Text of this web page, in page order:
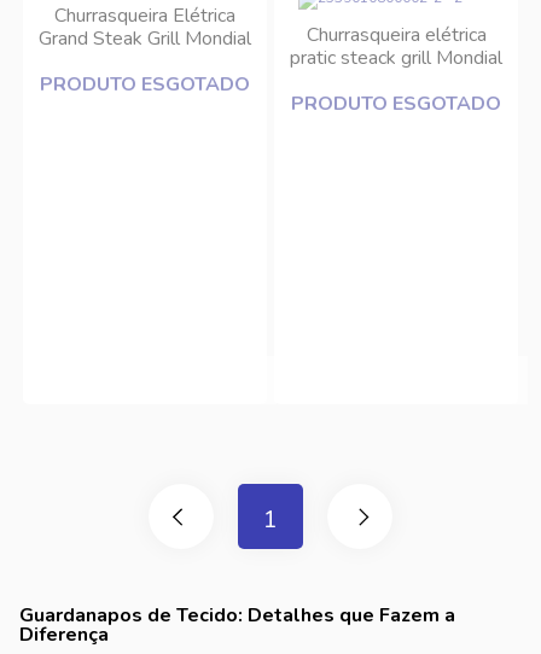
Churrasqueira Elétrica
Grand Steak Grill Mondial
PRODUTO ESGOTADO
Churrasqueira elétrica
pratic steack grill Mondial
PRODUTO ESGOTADO
1
Guardanapos de Tecido: Detalhes que Fazem a
Diferença